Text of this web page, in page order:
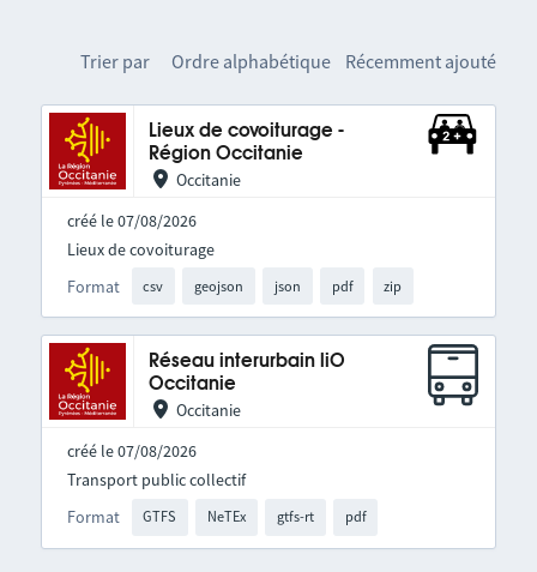
Trier par Ordre alphabétique Récemment ajouté
Lieux de covoiturage -
Région Occitanie
Occitanie
créé le 07/08/2026
Format csv geojson json pdf zip
Lieux de covoiturage
Réseau interurbain liO
Occitanie
Occitanie
créé le 07/08/2026
Format GTFS NeTEx gtfs-rt pdf
Transport public collectif